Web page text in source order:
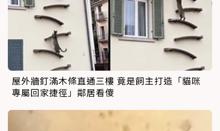
屋外牆釘滿木條直通三樓 竟是飼主打造「貓咪
專屬回家捷徑」鄰居看傻